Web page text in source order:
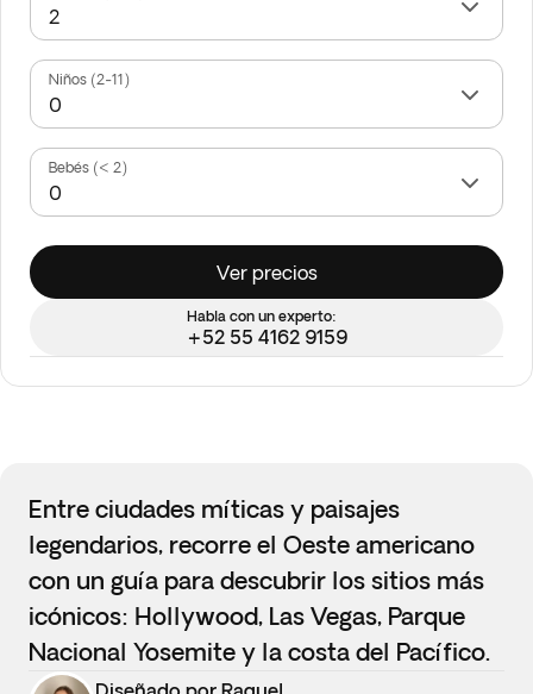
Niños (2-11)
Bebés (< 2)
Ver precios
Habla con un experto:
+52 55 4162 9159
Entre ciudades míticas y paisajes
legendarios, recorre el Oeste americano
con un guía para descubrir los sitios más
icónicos: Hollywood, Las Vegas, Parque
Nacional Yosemite y la costa del Pacífico.